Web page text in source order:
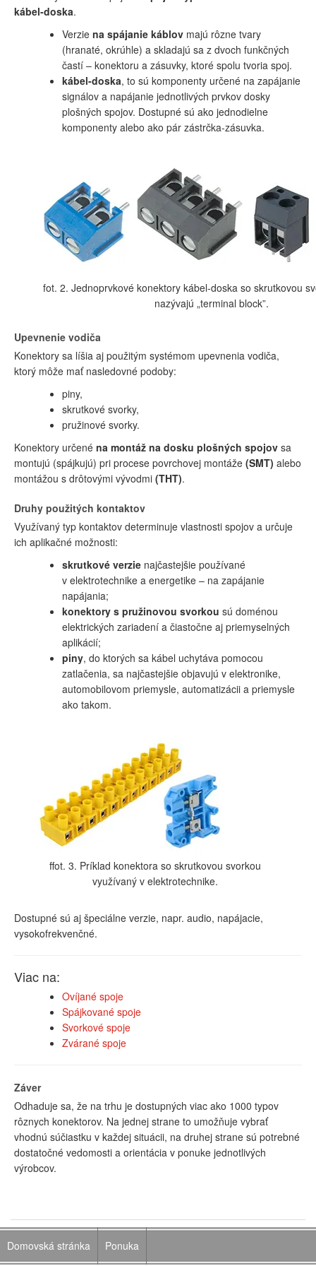
kábel-doska.
Verzie na spájanie káblov majú rôzne tvary
(hranaté, okrúhle) a skladajú sa z dvoch funkčných
častí – konektoru a zásuvky, ktoré spolu tvoria spoj.
kábel-doska, to sú komponenty určené na zapájanie
signálov a napájanie jednotlivých prvkov dosky
plošných spojov. Dostupné sú ako jednodielne
komponenty alebo ako pár zástrčka-zásuvka.
fot. 2. Jednoprvkové konektory kábel-doska so skrutkovou
nazývajú „terminal block”.
Upevnenie vodiča
Konektory sa líšia aj použitým systémom upevnenia vodiča,
ktorý môže mať nasledovné podoby:
piny,
skrutkové svorky,
pružinové svorky.
Konektory určené na montáž na dosku plošných spojov sa
montujú (spájkujú) pri procese povrchovej montáže (SMT) alebo
montážou s drôtovými vývodmi (THT).
Druhy použitých kontaktov
Využívaný typ kontaktov determinuje vlastnosti spojov a určuje
ich aplikačné možnosti:
skrutkové verzie najčastejšie používané
v elektrotechnike a energetike – na zapájanie
napájania;
konektory s pružinovou svorkou sú doménou
elektrických zariadení a čiastočne aj priemyselných
aplikácií;
piny, do ktorých sa kábel uchytáva pomocou
zatlačenia, sa najčastejšie objavujú v elektronike,
automobilovom priemysle, automatizácii a priemysle
ako takom.
ffot. 3. Príklad konektora so skrutkovou svorkou
využívaný v elektrotechnike.
Dostupné sú aj špeciálne verzie, napr. audio, napájacie,
vysokofrekvenčné.
Viac na:
Ovíjané spoje
Spájkované spoje
Svorkové spoje
Zvárané spoje
Záver
Odhaduje sa, že na trhu je dostupných viac ako 1000 typov
rôznych konektorov. Na jednej strane to umožňuje vybrať
vhodnú súčiastku v každej situácii, na druhej strane sú potrebné
dostatočné vedomosti a orientácia v ponuke jednotlivých
výrobcov.
Domovská stránka Ponuka